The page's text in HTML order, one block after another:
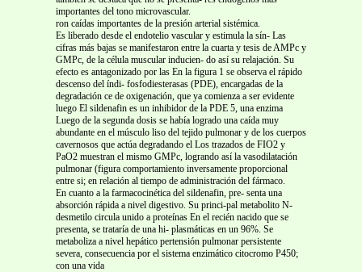
importantes del tono microvascular.
ron caídas importantes de la presión arterial sistémica.
Es liberado desde el endotelio vascular y estimula la sín- Las
cifras más bajas se manifestaron entre la cuarta y tesis de AMPc y
GMPc, de la célula muscular inducien- do así su relajación. Su
efecto es antagonizado por las En la figura 1 se observa el rápido
descenso del índi- fosfodiesterasas (PDE), encargadas de la
degradación ce de oxigenación, que ya comienza a ser evidente
luego El sildenafin es un inhibidor de la PDE 5, una enzima
Luego de la segunda dosis se había logrado una caída muy
abundante en el músculo liso del tejido pulmonar y de los cuerpos
cavernosos que actúa degradando el Los trazados de FIO2 y
PaO2 muestran el mismo GMPc, logrando así la vasodilatación
pulmonar (figura comportamiento inversamente proporcional
entre si; en relación al tiempo de administración del fármaco.
En cuanto a la farmacocinética del sildenafin, pre- senta una
absorción rápida a nivel digestivo. Su princi-pal metabolito N-
desmetilo circula unido a proteínas En el recién nacido que se
presenta, se trataría de una hi- plasmáticas en un 96%. Se
metaboliza a nivel hepático pertensión pulmonar persistente
severa, consecuencia por el sistema enzimático citocromo P450;
con una vida